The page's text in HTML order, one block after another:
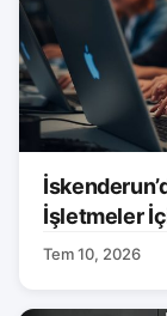
İşletmeler
Tem 10, 2026